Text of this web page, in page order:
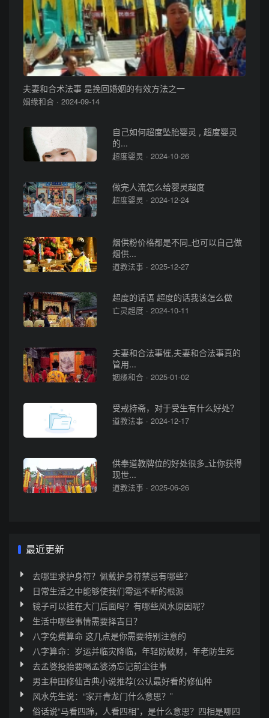
夫妻和合术法事 是挽回婚姻的有效方法之一
姻缘和合 · 2024-09-14
自己如何超度坠胎婴灵 , 超度婴灵
的...
超度婴灵 · 2024-10-26
做完人流怎么给婴灵超度
超度婴灵 · 2024-12-24
烟供粉价格都是不同_也可以自己做
烟供...
道教法事 · 2025-12-27
超度的话语 超度的话我该怎么做
亡灵超度 · 2024-10-11
夫妻和合法事催,夫妻和合法事真的
管用...
姻缘和合 · 2025-01-02
受戒持斋，对于受生有什么好处？
道教法事 · 2024-12-17
供奉道教牌位的好处很多_让你获得
现世...
道教法事 · 2025-06-26
最近更新
去哪里求护身符？佩戴护身符禁忌有哪些？
日常生活之中能够使我们霉运不断的根源
镜子可以挂在大门后面吗？有哪些风水原因呢？
生活中哪些事情需要择吉日？
八字免费算命 这几点是你需要特别注意的
八字算命：岁运并临灾降临，年轻防破财，年老防生死
去孟婆投胎要喝孟婆汤忘记前尘往事
男主种田修仙古典小说推荐(公认最好看的修仙种
风水先生说：“家开青龙门什么意思？”
俗话说“马看四蹄，人看四相”，是什么意思？四相是哪四